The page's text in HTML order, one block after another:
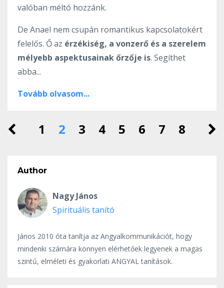
valóban méltó hozzánk.
De Anael nem csupán romantikus kapcsolatokért
felelős. Ő az érzékiség, a vonzerő és a szerelem
mélyebb aspektusainak őrzője is. Segíthet
abba...
Tovább olvasom...
1 2 3 4 5 6 7 8
Author
Nagy János
Spirituális tanító
János 2010 óta tanítja az Angyalkommunikációt, hogy
mindenki számára könnyen elérhetőek legyenek a magas
szintű, elméleti és gyakorlati ANGYAL tanítások.